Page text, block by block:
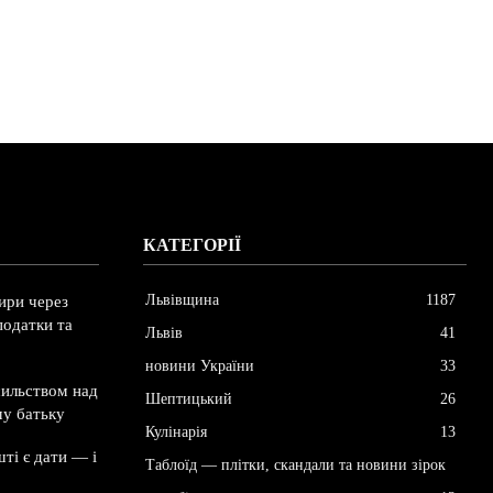
через
та
над
батьку
є дати — і
КАТЕГОРІЇ
Львівщина
1187
Львів
41
новини України
33
Шептицький
26
Кулінарія
13
Таблоїд — плітки, скандали та новини зірок